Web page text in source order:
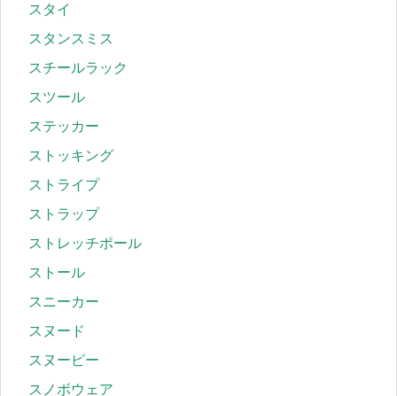
スタイ
スタンスミス
スチールラック
スツール
ステッカー
ストッキング
ストライプ
ストラップ
ストレッチポール
ストール
スニーカー
スヌード
スヌーピー
スノボウェア